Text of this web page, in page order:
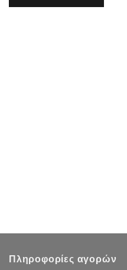
Πληροφορίες αγορών